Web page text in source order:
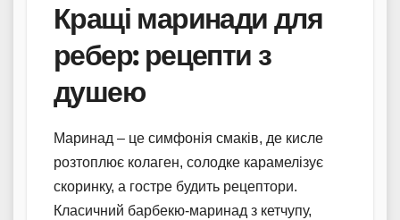
Кращі маринади для
ребер: рецепти з
душею
Маринад – це симфонія смаків, де кисле
розтоплює колаген, солодке карамелізує
скоринку, а гостре будить рецептори.
Класичний барбекю-маринад з кетчупу,